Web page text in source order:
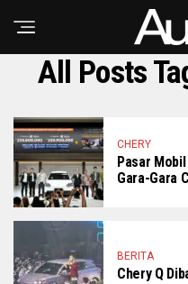
All Posts
CHERY
Pasar
Gara-Gara
BERITA
Chery Q